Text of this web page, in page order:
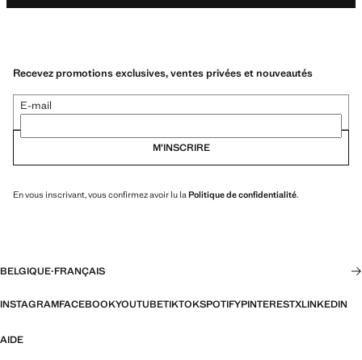
Recevez promotions exclusives, ventes privées et nouveautés
E-mail
M’INSCRIRE
En vous inscrivant, vous confirmez avoir lu la Politique de confidentialité.
BELGIQUE·FRANÇAIS
INSTAGRAMFACEBOOKYOUTUBETIKTOKSPOTIFYPINTERESTXLINKEDIN
AIDE